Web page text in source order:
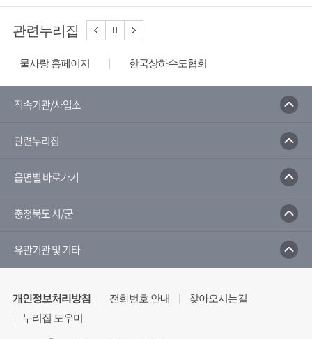
관련누리집
물사랑 홈페이지
한국상하수도협회
수질오염방제정보시스템
직속기관/사업소
관련누리집
읍면별 바로가기
충청북도 시/군
유관기관 및 기타
개인정보처리방침 전화번호 안내
찾아오시는길
누리집 도우미